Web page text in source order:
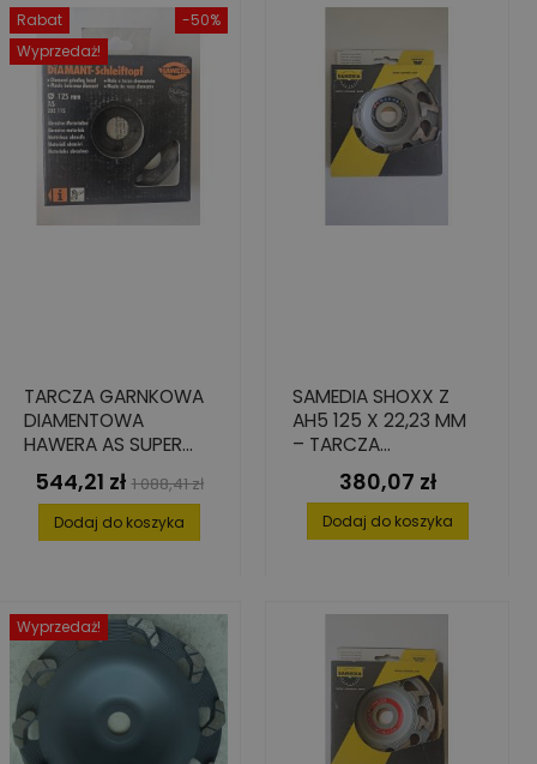
-50%
Rabat
Wyprzedaż!
TARCZA GARNKOWA
DIAMENTOWA
HAWERA AS SUPER
125 X 22,2 MM
Cena
544,21 zł Cena
podstawowa
1 088,41 zł
Dodaj do koszyka
SAMEDIA SHOXX Z
AH5 125 X 22,23 MM
– TARCZA
DIAMENTOWA
GARNKOWA DO
JASTRYCHU, KLEJU I
TYNKU
Cena
380,07 zł
Dodaj do koszyka
Wyprzedaż!